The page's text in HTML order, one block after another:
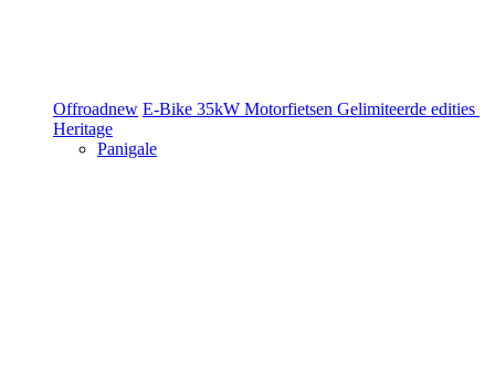
Offroadnew E-Bike 35kW Motorfietsen Gelimiteerde edities
Heritage
Panigale